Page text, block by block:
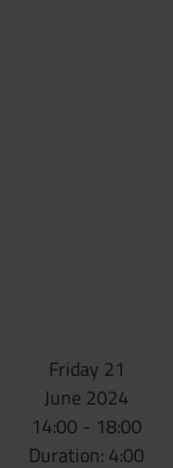
Friday 21
June 2024
14:00 - 18:00
Duration: 4:00